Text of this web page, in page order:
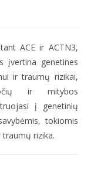
ACE ir ACTN3,
įvertina genetines
ir traumų rizikai,
ir mitybos
į genetinių
tokiomis
rizika.